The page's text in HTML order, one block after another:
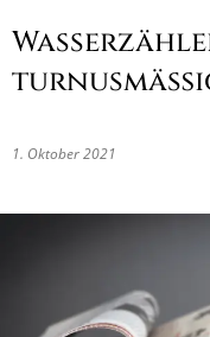
1. Oktober 2021